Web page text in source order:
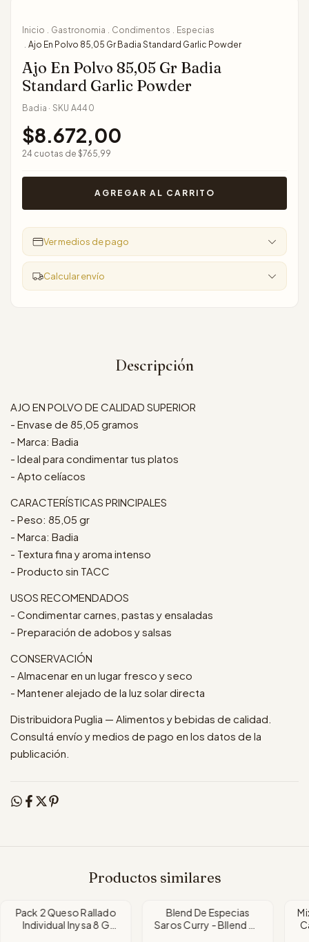
Inicio . Gastronomia . Condimentos . Especias
. Ajo En Polvo 85,05 Gr Badia Standard Garlic Powder
Ajo En Polvo 85,05 Gr Badia
Standard Garlic Powder
Badia · SKU A440
$8.672,00
24 cuotas de $765,99
Ver medios de pago
Calcular envío
Descripción
AJO EN POLVO DE CALIDAD SUPERIOR
- Envase de 85,05 gramos
- Marca: Badia
- Ideal para condimentar tus platos
- Apto celíacos
CARACTERÍSTICAS PRINCIPALES
- Peso: 85,05 gr
- Marca: Badia
- Textura fina y aroma intenso
- Producto sin TACC
USOS RECOMENDADOS
- Condimentar carnes, pastas y ensaladas
- Preparación de adobos y salsas
CONSERVACIÓN
- Almacenar en un lugar fresco y seco
- Mantener alejado de la luz solar directa
Distribuidora Puglia — Alimentos y bebidas de calidad.
Consultá envío y medios de pago en los datos de la
publicación.
Productos similares
Pack 2 Queso Rallado
Individual Inysa 8 G
Blend De Especias
Saros Curry - Bllend De